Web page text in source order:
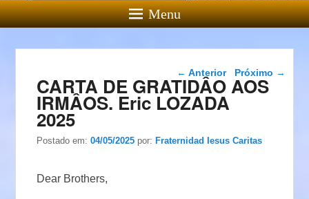
Menu
Navegação das
postagens
← Anterior Próximo →
CARTA DE GRATIDÂO AOS
IRMÂOS. Eric LOZADA
2025
Postado em:04/05/2025 por:Fraternidad Iesus Caritas
Dear Brothers,